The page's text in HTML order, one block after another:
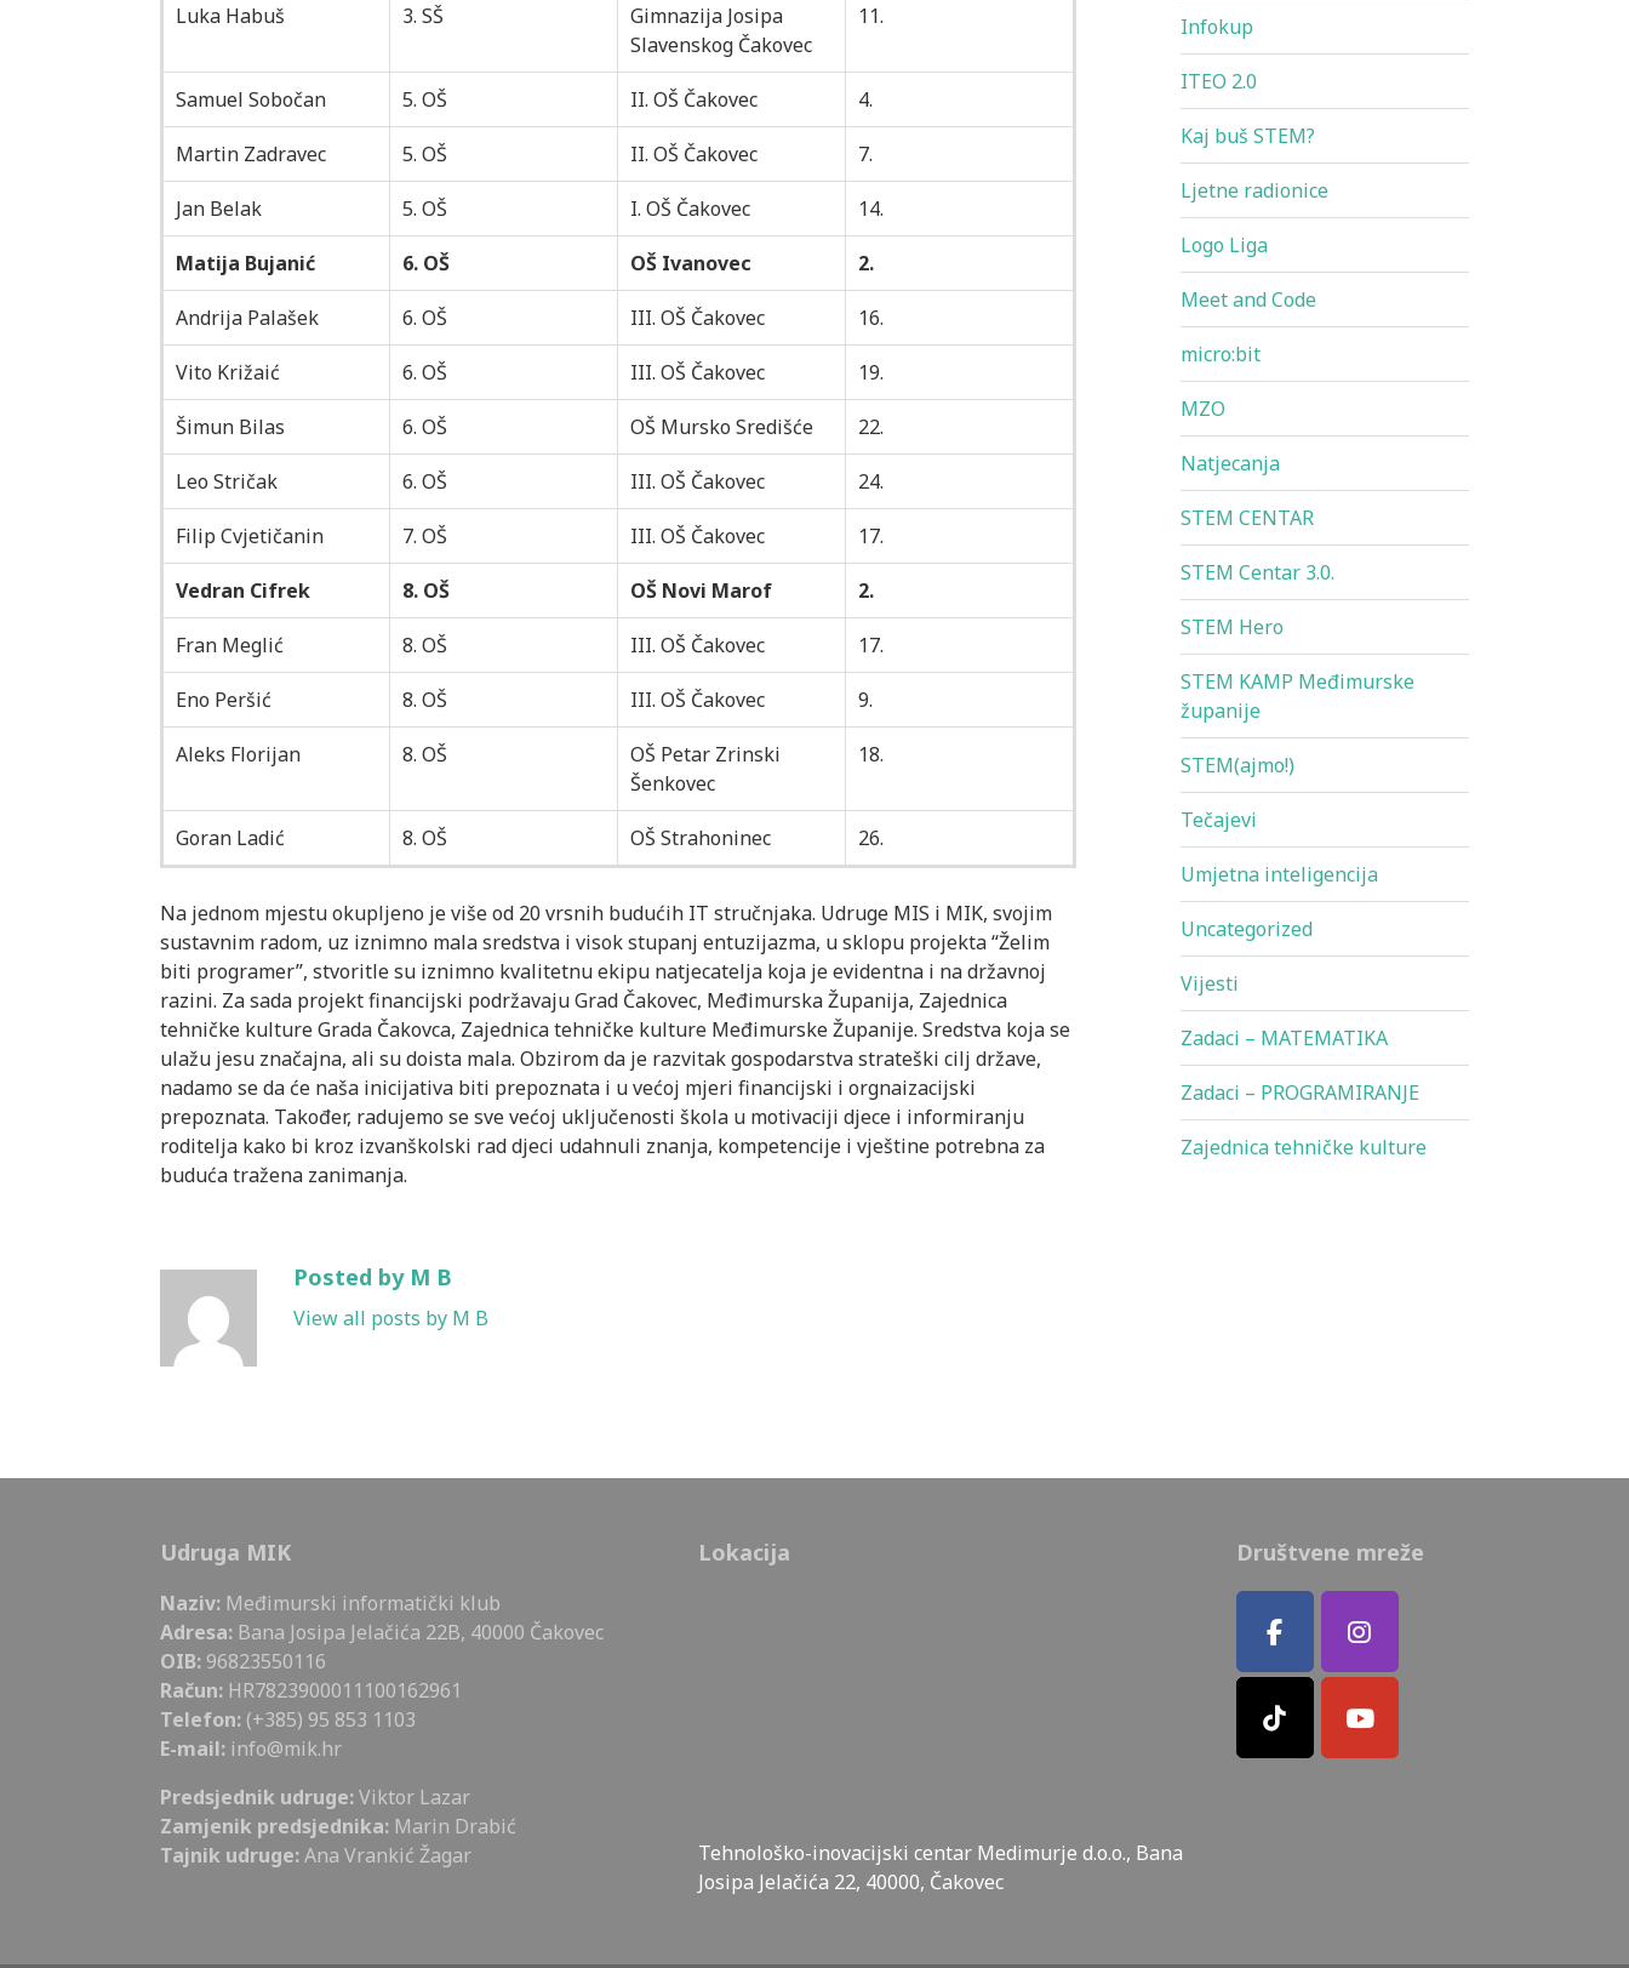
Luka Habuš 3. SŠ
Gimnazija Josipa
Slavenskog Čakovec
11.
Samuel Sobočan 5. OŠ II. OŠ Čakovec 4.
Martin Zadravec 5. OŠ II. OŠ Čakovec 7.
Jan Belak 5. OŠ I. OŠ Čakovec 14.
Matija Bujanić 6. OŠ OŠ Ivanovec 2.
Andrija Palašek 6. OŠ III. OŠ Čakovec 16.
Vito Križaić 6. OŠ III. OŠ Čakovec 19.
Šimun Bilas 6. OŠ OŠ Mursko Središće 22.
Leo Stričak 6. OŠ III. OŠ Čakovec 24.
Filip Cvjetičanin 7. OŠ III. OŠ Čakovec 17.
Vedran Cifrek 8. OŠ OŠ Novi Marof 2.
Fran Meglić 8. OŠ III. OŠ Čakovec 17.
Eno Peršić 8. OŠ III. OŠ Čakovec 9.
Aleks Florijan 8. OŠ
OŠ Petar Zrinski
Šenkovec
18.
Goran Ladić 8. OŠ OŠ Strahoninec 26.
Na jednom mjestu okupljeno je više od 20 vrsnih budućih IT stručnjaka. Udruge MIS i MIK, svojim
sustavnim radom, uz iznimno mala sredstva i visok stupanj entuzijazma, u sklopu projekta “Želim
biti programer”, stvoritle su iznimno kvalitetnu ekipu natjecatelja koja je evidentna i na državnoj
razini. Za sada projekt financijski podržavaju Grad Čakovec, Međimurska Županija, Zajednica
tehničke kulture Grada Čakovca, Zajednica tehničke kulture Međimurske Županije. Sredstva koja se
ulažu jesu značajna, ali su doista mala. Obzirom da je razvitak gospodarstva strateški cilj države,
nadamo se da će naša inicijativa biti prepoznata i u većoj mjeri financijski i orgnaizacijski
prepoznata. Također, radujemo se sve većoj uključenosti škola u motivaciji djece i informiranju
roditelja kako bi kroz izvanškolski rad djeci udahnuli znanja, kompetencije i vještine potrebna za
buduća tražena zanimanja.
Posted by M B
View all posts by M B
Infokup
ITEO 2.0
Kaj buš STEM?
Ljetne radionice
Logo Liga
Meet and Code
micro:bit
MZO
Natjecanja
STEM CENTAR
STEM Centar 3.0.
STEM Hero
STEM KAMP Međimurske
županije
STEM(ajmo!)
Tečajevi
Umjetna inteligencija
Uncategorized
Vijesti
Zadaci – MATEMATIKA
Zadaci – PROGRAMIRANJE
Zajednica tehničke kulture
Udruga MIK
Naziv: Međimurski informatički klub
Adresa: Bana Josipa Jelačića 22B, 40000 Čakovec
OIB: 96823550116
Račun: HR7823900011100162961
Telefon: (+385) 95 853 1103
E-mail: info@mik.hr
Predsjednik udruge:Viktor Lazar
Zamjenik predsjednika: Marin Drabić
Tajnik udruge:Ana Vrankić Žagar
Lokacija
Tehnološko-inovacijski centar Medimurje d.o.o., Bana
Josipa Jelačića 22, 40000, Čakovec
Društvene mreže